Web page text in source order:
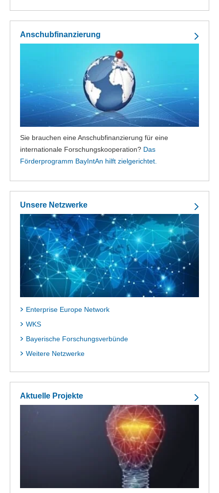
Anschubfinanzierung
Sie brauchen eine Anschubfinanzierung für eine
internationale Forschungskooperation? Das
Förderprogramm BayIntAn hilft zielgerichtet.
Unsere Netzwerke
Enterprise Europe Network
WKS
Bayerische Forschungsverbünde
Weitere Netzwerke
Aktuelle Projekte